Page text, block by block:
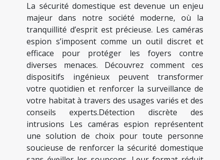
La sécurité domestique est devenue un enjeu
majeur dans notre société moderne, où la
tranquillité d’esprit est précieuse. Les caméras
espion s’imposent comme un outil discret et
efficace pour protéger les foyers contre
diverses menaces. Découvrez comment ces
dispositifs ingénieux peuvent transformer
votre quotidien et renforcer la surveillance de
votre habitat à travers des usages variés et des
conseils experts.Détection discrète des
intrusions Les caméras espion représentent
une solution de choix pour toute personne
soucieuse de renforcer la sécurité domestique